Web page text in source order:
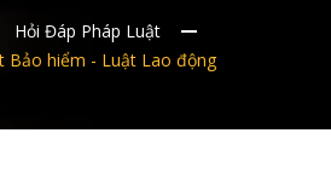
Hỏi Đáp Pháp Luật
Bảo hiểm - Luật Lao động